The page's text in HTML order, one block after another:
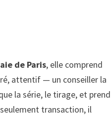
de Paris, elle comprend
attentif — un conseiller la
la série, le tirage, et prend
transaction, il